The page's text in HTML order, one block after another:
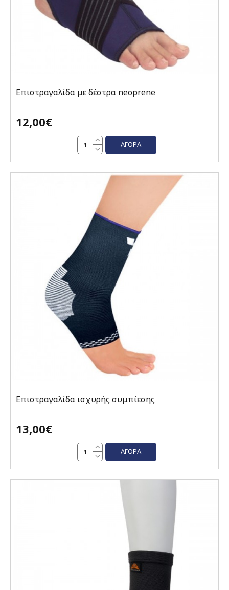
Επιστραγαλίδα με δέστρα neoprene
12,00€
ΑΓΟΡΆ
Επιστραγαλίδα ισχυρής συμπίεσης
13,00€
ΑΓΟΡΆ